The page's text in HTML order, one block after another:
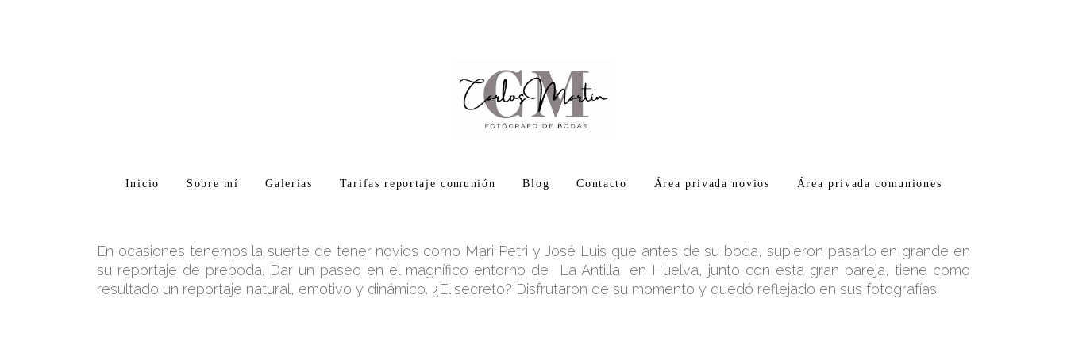
Inicio Sobre mí Galerias Tarifas reportaje comunión Blog Contacto Área privada novios Área privada comuniones
En ocasiones tenemos la suerte de tener novios como Mari Petri y José Luis que antes de su boda, supieron pasarlo en grande en
su reportaje de preboda. Dar un paseo en el magnífico entorno de La Antilla, en Huelva, junto con esta gran pareja, tiene como
resultado un reportaje natural, emotivo y dinámico. ¿El secreto? Disfrutaron de su momento y quedó reflejado en sus fotografías.